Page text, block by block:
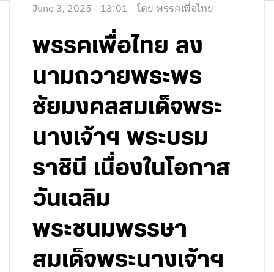
June 3, 2025 - 13:01 โดย พรรคเพื่อไทย
พรรคเพื่อไทย ลง
นามถวายพระพร
ชัยมงคลสมเด็จพระ
นางเจ้าฯ พระบรม
ราชินี เนื่องในโอกาส
วันเฉลิม
พระชนมพรรษา
สมเด็จพระนางเจ้าฯ